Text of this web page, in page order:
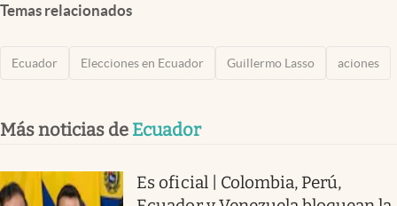
Temas relacionados
Ecuador Elecciones en Ecuador Guillermo Lasso aciones
Más noticias de Ecuador
Es oficial | Colombia, Perú,